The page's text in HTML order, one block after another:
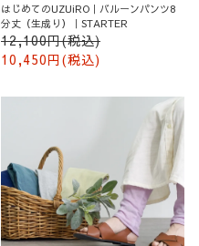
はじめてのUZUiRO｜バルーンパンツ8
分丈（生成り）｜STARTER
12,100円(税込)
10,450円(税込)